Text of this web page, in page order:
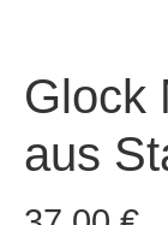
Glock
aus